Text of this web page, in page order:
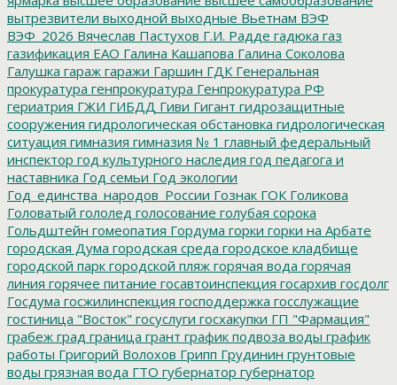
вытрезвители выходной выходные Вьетнам ВЭФ
ВЭФ_2026 Вячеслав Пастухов Г.И. Радде гадюка газ
газификация ЕАО Галина Кашапова Галина Соколова
Галушка гараж гаражи Гаршин ГДК Генеральная
прокуратура генпрокуратура Генпрокуратура РФ
гериатрия ГЖИ ГИБДД Гиви Гигант гидрозащитные
сооружения гидрологическая обстановка гидрологическая
ситуация гимназия гимназия № 1 главный федеральный
инспектор год культурного наследия год педагога и
наставника Год семьи Год экологии
Год_единства_народов_России Гознак ГОК Голикова
Головатый гололед голосование голубая сорока
Гольдштейн гомеопатия Гордума горки горки на Арбате
городская Дума городская среда городское кладбище
городской парк городской пляж горячая вода горячая
линия горячее питание госавтоинспекция госархив госдолг
Госдума госжилинспекция господдержка госслужащие
гостиница "Восток" госуслуги госхакупки ГП "Фармация"
грабеж град граница грант график подвоза воды график
работы Григорий Волохов Грипп Грудинин грунтовые
воды грязная вода ГТО губернатор губернатор